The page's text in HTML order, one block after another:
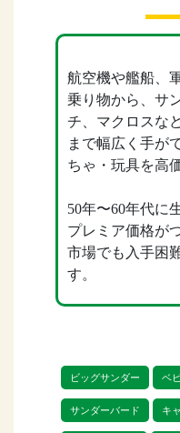
航空機や艦船、
乗り物から、サ
チ、マクロスな
まで幅広く手が
ちゃ・玩具を高
50年〜60年代に
プレミア価格が
市場でも入手困
す。
リトルゲージで
ビッグサンダー ベ
サンダーバード キ